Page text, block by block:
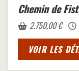
Chemin de
2.750,00€
VOIR LES